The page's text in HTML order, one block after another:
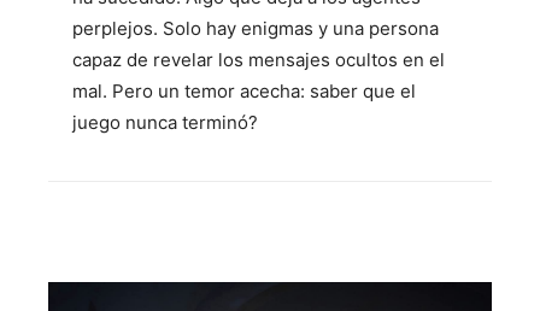
perplejos. Solo hay enigmas y una persona
capaz de revelar los mensajes ocultos en el
mal. Pero un temor acecha: saber que el
juego nunca terminó?